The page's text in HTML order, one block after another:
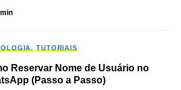
TUTORIAIS
Reservar Nome de Usuário no
(Passo a Passo)